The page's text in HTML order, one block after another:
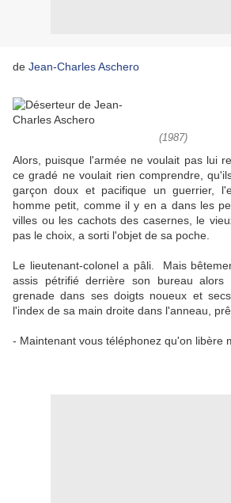
de Jean-Charles Aschero
(1987)
Alors, puisque l'armée ne voulait pas lui
ce gradé ne voulait rien comprendre,
garçon doux et pacifique un guerrier,
homme petit, comme il y en a dans les
villes ou les cachots des casernes, le
pas le choix, a sorti l'objet de sa poche.
Le lieutenant-colonel a pâli. Mais
assis pétrifié derrière son bureau
grenade dans ses doigts noueux et
l'index de sa main droite dans l'anneau,
- Maintenant vous téléphonez qu'on libère